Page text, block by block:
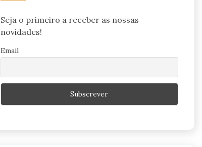
Seja o primeiro a receber as nossas
novidades!
Email